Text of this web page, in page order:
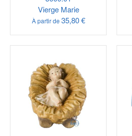
Vierge Marie
À partir de 35,80 €